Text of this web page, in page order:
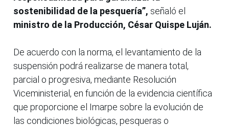
sostenibilidad de la pesquería”, señaló el
ministro de la Producción, César Quispe Luján.
De acuerdo con la norma, el levantamiento de la
suspensión podrá realizarse de manera total,
parcial o progresiva, mediante Resolución
Viceministerial, en función de la evidencia científica
que proporcione el Imarpe sobre la evolución de
las condiciones biológicas, pesqueras o